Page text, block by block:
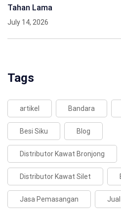
Tahan Lama
July 14, 2026
Tags
artikel Bandara
Besi Siku Blog
Distributor Kawat Bronjong
Distributor Kawat Silet
Jasa Pemasangan